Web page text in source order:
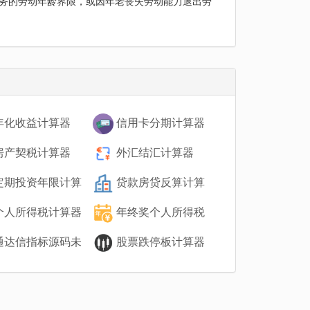
化收益计算器
信用卡分期计算器
产契税计算器
外汇结汇计算器
期投资年限计算
贷款房贷反算计算
器
人所得税计算器
年终奖个人所得税
计算器
达信指标源码未
股票跌停板计算器